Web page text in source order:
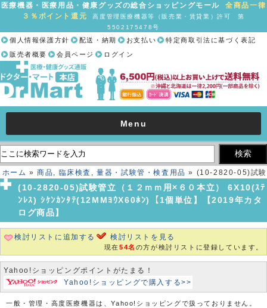
医療機器・医療用品・健康グッズの総合ショッピングモール全商品一律
３％ポイント還元
高度管理医療機器等（販売業・賃貸業）許可 第
5502175478号
個人情報保護方針 配送・納期 お支払い
特定商取引法に基づく表記
販売者概要
会員ページ ログイン
Menu
ホーム »商品, 臨床検査 ,量器・試験管・検査用品 » (10-2820-05)試験
管立（１２ｍｍ用×６０本立） 6X10(ｽﾃﾝﾚｽ) ｼｹﾝｶﾝﾀﾃ(12MMﾖｳX60ﾎﾝ)
【1個単位】【2019年カタログ商品】
(10-2820-05)試験管立（１２ｍｍ用×６０本立） 6X10(ｽﾃ
ﾝﾚｽ) ｼｹﾝｶﾝﾀﾃ(12MMﾖｳX60ﾎﾝ)【1個単位】【2019年カタ
ログ商品】
検討リストに追加する 検討リストを見る
現在54名 の方が検討リストに登録しています。
Yahoo!ショッピングポイントがたまる！
Yahoo!ショッピングで購入する>>
一般・管理・高度医療機器は、Yahoo!ショッピングで扱っておりません。